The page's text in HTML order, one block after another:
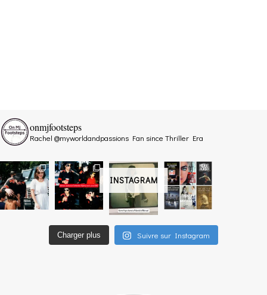
INSTAGRAM
onmjfootsteps
Rachel @myworldandpassions Fan since Thriller Era
Charger plus Suivre sur Instagram